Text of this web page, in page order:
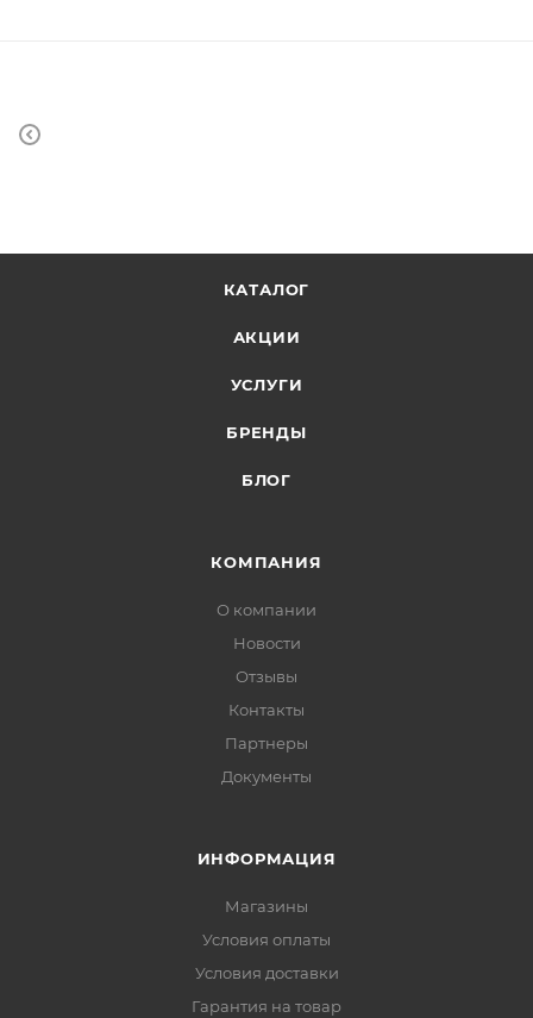
КАТАЛОГ
АКЦИИ
УСЛУГИ
БРЕНДЫ
БЛОГ
КОМПАНИЯ
О компании
Новости
Отзывы
Контакты
Партнеры
Документы
ИНФОРМАЦИЯ
Магазины
Условия оплаты
Условия доставки
Гарантия на товар